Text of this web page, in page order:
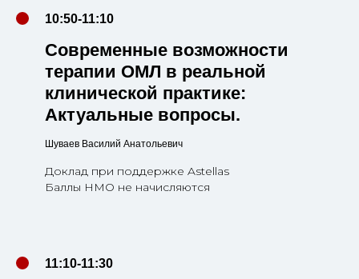
10:50-11:10
Современные возможности
терапии ОМЛ в реальной
клинической практике:
Актуальные вопросы.
Шуваев Василий Анатольевич
Доклад при поддержке Astellas
Баллы НМО не начисляются
11:10-11:30